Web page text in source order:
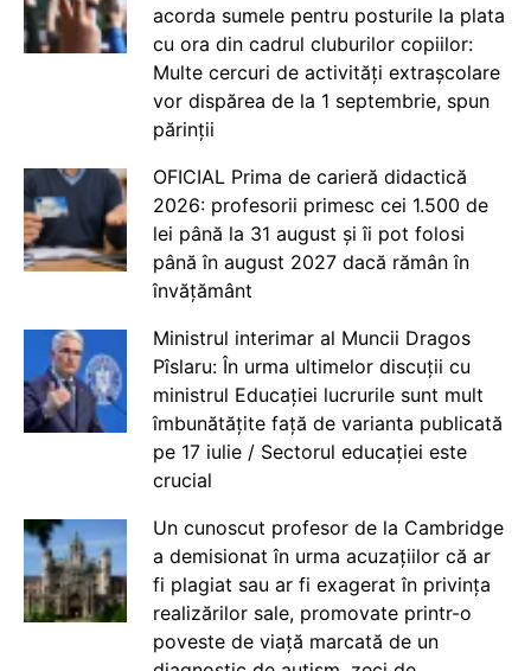
acorda sumele pentru posturile la plata
cu ora din cadrul cluburilor copiilor:
Multe cercuri de activități extrașcolare
vor dispărea de la 1 septembrie, spun
părinții
OFICIAL Prima de carieră didactică
2026: profesorii primesc cei 1.500 de
lei până la 31 august și îi pot folosi
până în august 2027 dacă rămân în
învățământ
Ministrul interimar al Muncii Dragos
Pîslaru: În urma ultimelor discuții cu
ministrul Educației lucrurile sunt mult
îmbunătățite față de varianta publicată
pe 17 iulie / Sectorul educației este
crucial
Un cunoscut profesor de la Cambridge
a demisionat în urma acuzațiilor că ar
fi plagiat sau ar fi exagerat în privința
realizărilor sale, promovate printr-o
poveste de viață marcată de un